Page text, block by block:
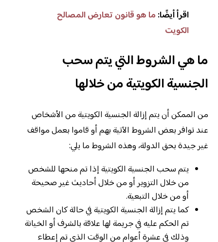
اقرأ أيضًا: ما هو قانون تعارض المصالح
الكويت
ما هي الشروط التي يتم سحب
الجنسية الكويتية من خلالها
من الممكن أن يتم إزالة الجنسية الكويتية من الأشخاص
عند توافر بعض الشروط الآتية بهم أو قاموا بعمل مواقف
غير جيدة بحق الدولة، وهذه الشروط ما يلي:
يتم سحب الجنسية الكويتية إذا تم منحها للشخص
من خلال التزوير أو من خلال أحاديث غير صحيحة
أو من خلال التبعية.
كما يتم إزالة الجنسية الكويتية في حالة كان الشخص
تم الحكم عليه في جريمة لها علاقة بالشرف أو الخيانة
وذلك في عشرة أعوام من الوقت الذي تم إعطاء